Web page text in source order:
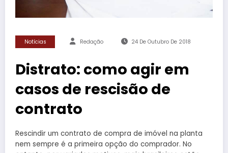
Notícias Redação 24 De Outubro De 2018
Distrato: como agir em
casos de rescisão de
contrato
Rescindir um contrato de compra de imóvel na planta
nem sempre é a primeira opção do comprador. No